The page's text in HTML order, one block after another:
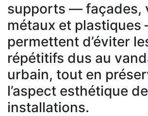
supports — façades,
métaux et
permettent d’éviter
répétitifs dus au
urbain, tout en
l’aspect esthétique
installations.